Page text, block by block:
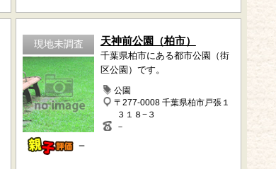
現地未調査
－
天神前公園（柏市）
千葉県柏市にある都市公園（街
区公園）です。
公園
〒277-0008 千葉県柏市戸張１
３１８−３
－